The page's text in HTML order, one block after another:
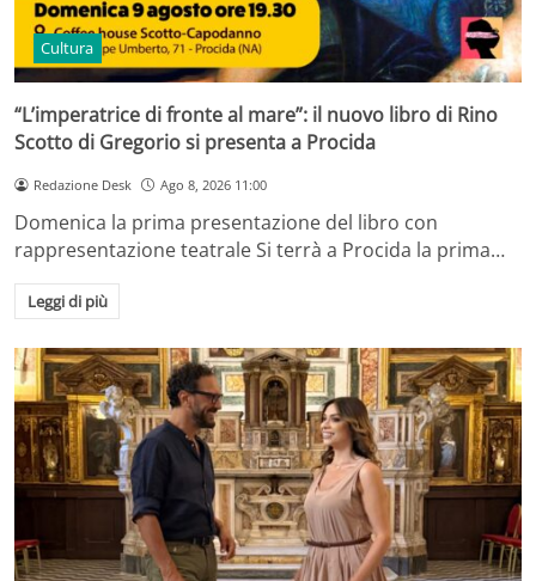
Cultura
“L’imperatrice di fronte al mare”: il nuovo libro di Rino
Scotto di Gregorio si presenta a Procida
Redazione Desk Ago 8, 2026 11:00
Domenica la prima presentazione del libro con
rappresentazione teatrale Si terrà a Procida la prima…
Leggi di più